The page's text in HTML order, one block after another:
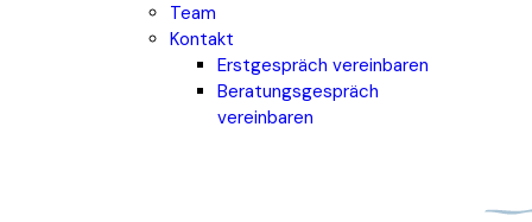
Team
Kontakt
Erstgespräch vereinbaren
Beratungsgespräch
vereinbaren